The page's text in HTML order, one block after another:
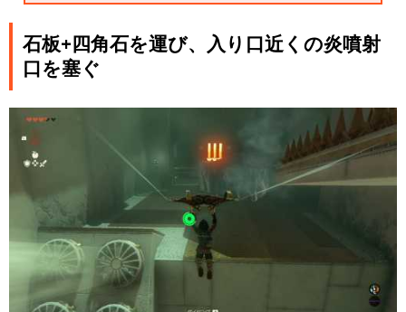
石板+四角石を運び、入り口近くの炎噴射
口を塞ぐ